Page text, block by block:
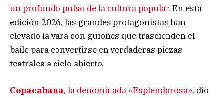
un profundo pulso de la cultura popular. En esta
edición 2026, las grandes protagonistas han
elevado la vara con guiones que trascienden el
baile para convertirse en verdaderas piezas
teatrales a cielo abierto.
Copacabana, la denominada «Esplendorosa», dio